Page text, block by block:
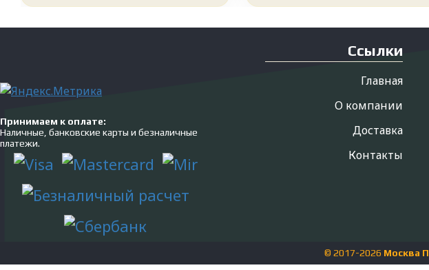
Принимаем к оплате:
Наличные, банковские карты и безналичные
платежи.
Ссылки
Главная
О компании
Доставка
Контакты
© 2017-2026 Москва